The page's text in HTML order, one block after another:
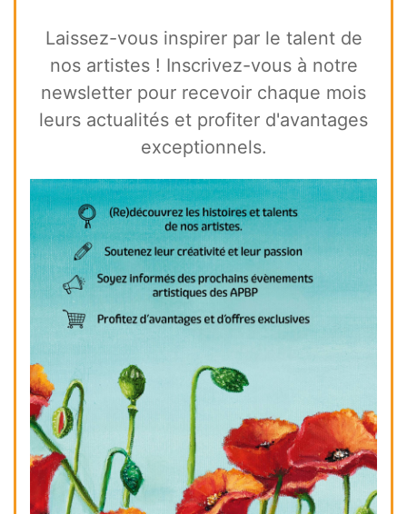
Laissez-vous inspirer par le talent de
nos artistes ! Inscrivez-vous à notre
newsletter pour recevoir chaque mois
leurs actualités et profiter d'avantages
exceptionnels.